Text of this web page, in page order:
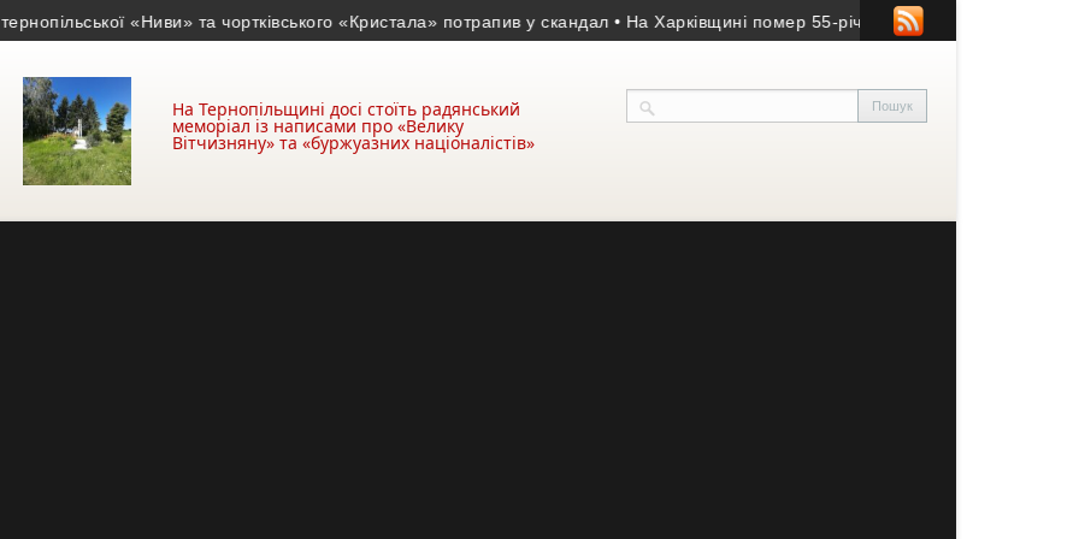
«Ниви» та чортківського «Кристала» потрапив у скандал • На Харківщині помер 55-річний захисник із Бучаччини
На Тернопільщині досі стоїть радянський
меморіал із написами про «Велику
Вітчизняну» та «буржуазних націоналістів»